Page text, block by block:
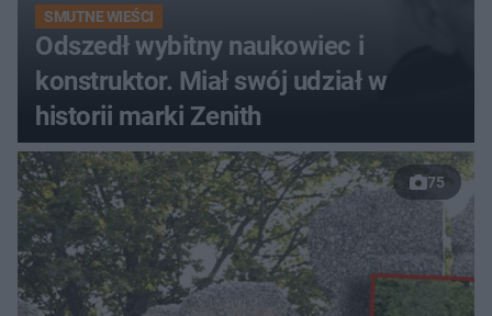
SMUTNE WIEŚCI
Odszedł wybitny naukowiec i
konstruktor. Miał swój udział w
historii marki Zenith
75